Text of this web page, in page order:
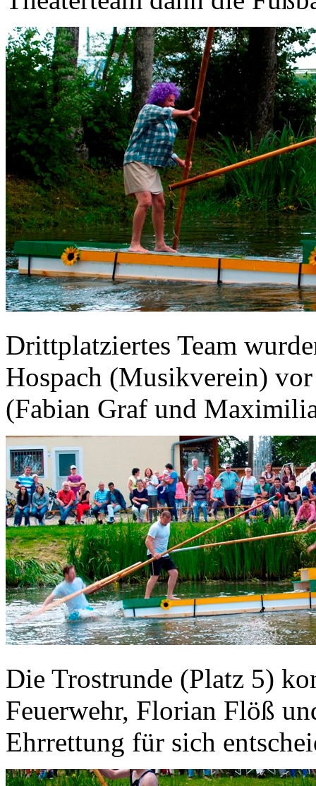
Drittplatziertes Team
Hospach (Musikverein)
(Fabian Graf und
Die Trostrunde (Platz 5)
Feuerwehr, Florian Flöß
Ehrrettung für sich